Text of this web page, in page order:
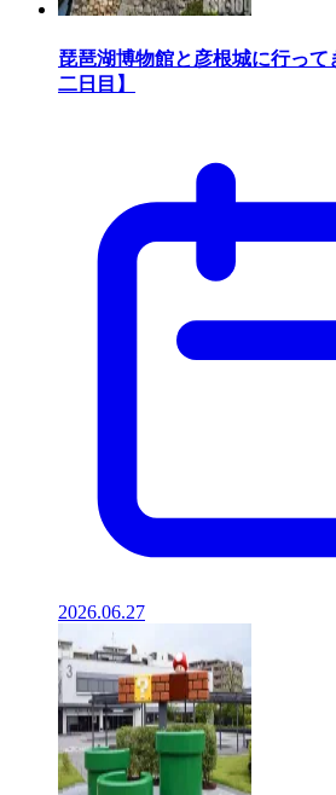
琵琶湖博物館と彦根城に行っ
二日目】
2026.06.27